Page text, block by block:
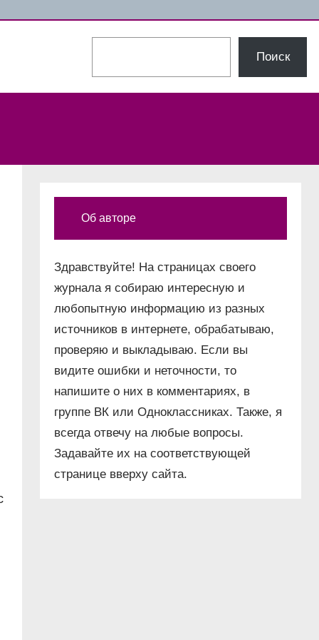
Поиск
Об авторе
Здравствуйте! На страницах своего
журнала я собираю интересную и
любопытную информацию из разных
источников в интернете, обрабатываю,
проверяю и выкладываю. Если вы
видите ошибки и неточности, то
напишите о них в комментариях, в
группе ВК или Одноклассниках. Также, я
всегда отвечу на любые вопросы.
Задавайте их на соответствующей
странице вверху сайта.